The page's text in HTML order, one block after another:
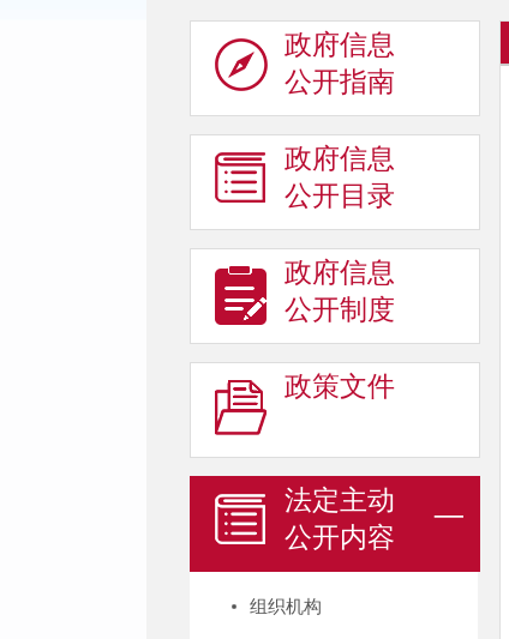
政府信息
公开指南
政府信息
公开目录
政府信息
公开制度
政策文件
法定主动
公开内容
组织机构